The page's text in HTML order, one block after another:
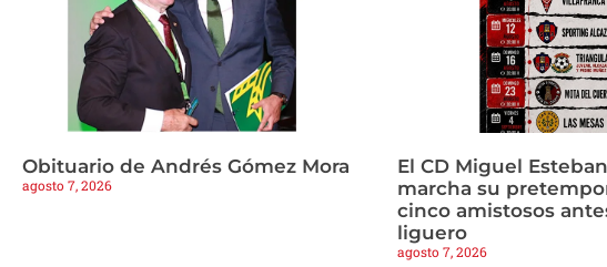
Obituario de Andrés Gómez Mora
agosto 7, 2026
El CD Miguel
marcha su
cinco amistosos
liguero
agosto 7, 2026